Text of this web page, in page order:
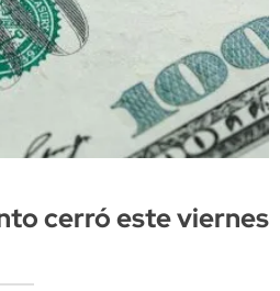
cerró este viernes